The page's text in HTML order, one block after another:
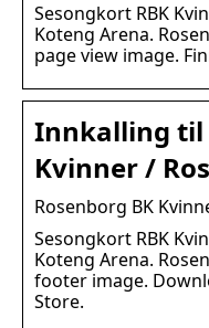
Sesongkort RBK
Koteng Arena.
page view image.
Innkalling til
Kvinner /
Rosenborg BK
Sesongkort RBK
Koteng Arena.
footer image.
Store.